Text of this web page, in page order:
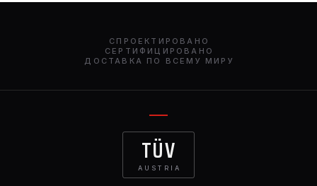
СПРОЕКТИРОВАНО
СЕРТИФИЦИРОВАНО
ДОСТАВКА ПО ВСЕМУ МИРУ
TÜV
AUSTRIA